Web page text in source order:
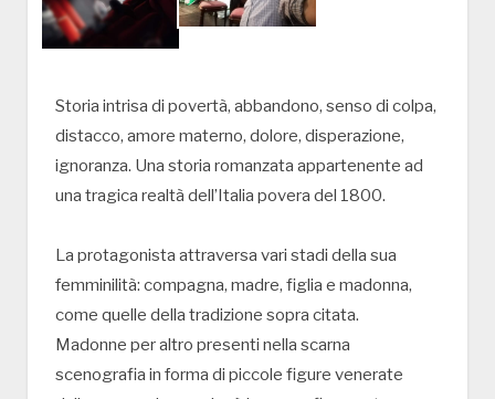
Storia intrisa di povertà, abbandono, senso di colpa,
distacco, amore materno, dolore, disperazione,
ignoranza. Una storia romanzata appartenente ad
una tragica realtà dell’Italia povera del 1800.
La protagonista attraversa vari stadi della sua
femminilità: compagna, madre, figlia e madonna,
come quelle della tradizione sopra citata.
Madonne per altro presenti nella scarna
scenografia in forma di piccole figure venerate